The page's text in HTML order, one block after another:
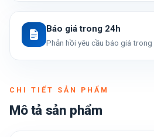
Báo giá trong 24h
Phản hồi yêu cầu báo giá
CHI TIẾT SẢN PHẨM
Mô tả sản phẩm